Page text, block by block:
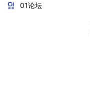
01论坛